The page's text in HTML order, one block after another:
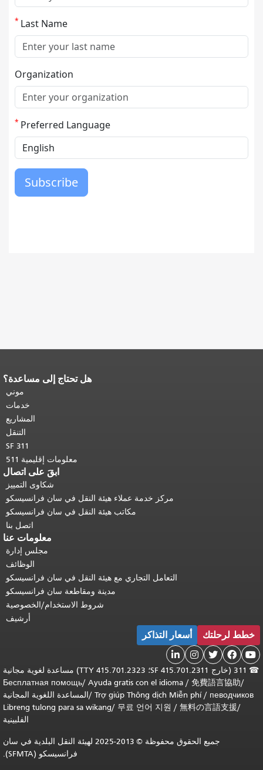
هل تحتاج إلى مساعدة؟
موني
خدمات
المشاريع
التنقل
SF 311
معلومات إقليمية 511
ابقَ على اتصال
شكاوى التمييز
مركز خدمة عملاء هيئة النقل في سان فرانسيسكو
مكاتب هيئة النقل في سان فرانسيسكو
اتصل بنا
معلومات عنا
مجلس إدارة
الوظائف
التعامل التجاري مع هيئة النقل في سان فرانسيسكو
مدينة ومقاطعة سان فرانسيسكو
شروط الاستخدام/الخصوصية
أرشيف
خطط لرحلتك أسعار التذاكر





☎
311 (خارج SF 415.701.2311؛ TTY 415.701.2323) مساعدة لغوية مجانية
/
免費語言協助
/
Ayuda gratis con el idioma
/
Бесплатная помощь
певодчиков
/
Trợ giúp Thông dịch Miễn phí
/المساعدة اللغوية المجانية
/
無料の言語支援
/
무료 언어 지원
/
Libreng tulong para sa wikang
الفلبينية
جميع الحقوق محفوظة © 2013-2025 لهيئة النقل البلدية في سان
فرانسيسكو (SFMTA).